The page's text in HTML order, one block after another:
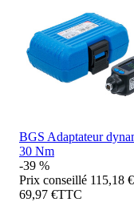
BGS Adaptateur
30 Nm
-39 %
Prix conseillé 115,18 €
69,97 €TTC